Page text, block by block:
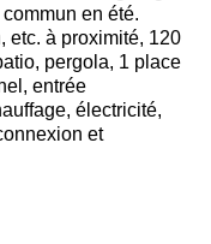
en été.
etc. à proximité, 120
pergola, 1 place
entrée
électricité,
et